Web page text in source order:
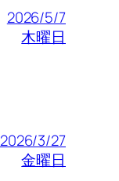
2026/5/7
木曜日
2026/3/27
金曜日